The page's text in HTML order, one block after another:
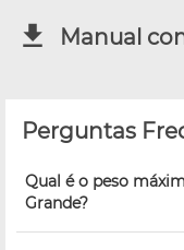
Manual
Perguntas
Qual é o peso
Grande?